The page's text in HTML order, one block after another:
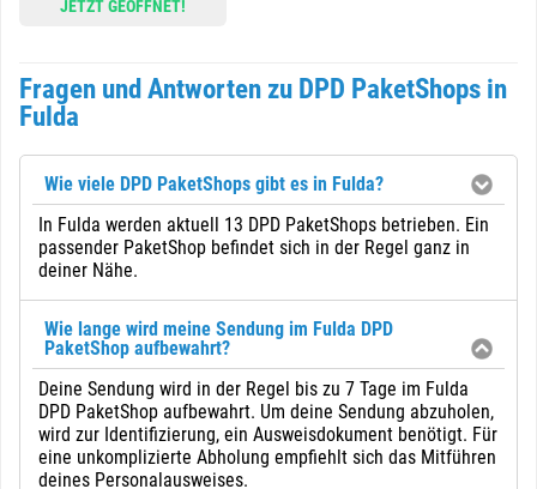
JETZT GEÖFFNET!
Fragen und Antworten zu DPD PaketShops in
Fulda
Wie viele DPD PaketShops gibt es in Fulda?
In Fulda werden aktuell 13 DPD PaketShops betrieben. Ein
passender PaketShop befindet sich in der Regel ganz in
deiner Nähe.
Wie lange wird meine Sendung im Fulda DPD
PaketShop aufbewahrt?
Deine Sendung wird in der Regel bis zu 7 Tage im Fulda
DPD PaketShop aufbewahrt. Um deine Sendung abzuholen,
wird zur Identifizierung, ein Ausweisdokument benötigt. Für
eine unkomplizierte Abholung empfiehlt sich das Mitführen
deines Personalausweises.